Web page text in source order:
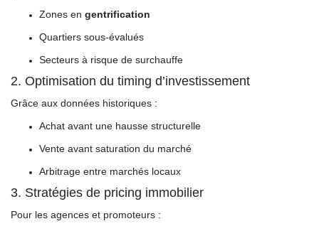
Zones en gentrification
Quartiers sous-évalués
Secteurs à risque de surchauffe
2. Optimisation du timing d’investissement
Grâce aux données historiques :
Achat avant une hausse structurelle
Vente avant saturation du marché
Arbitrage entre marchés locaux
3. Stratégies de pricing immobilier
Pour les agences et promoteurs :